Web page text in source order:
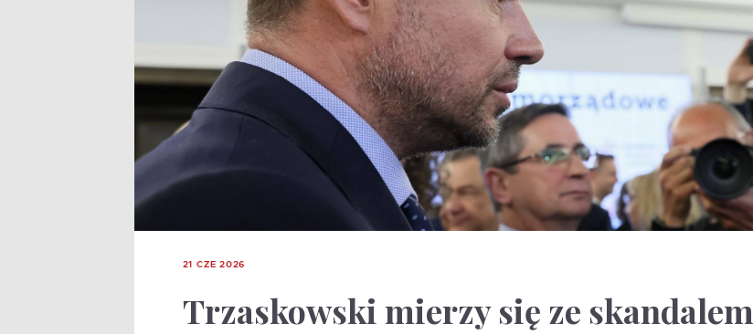
21 CZE 2026
Trzaskowski mierzy się ze skandalem